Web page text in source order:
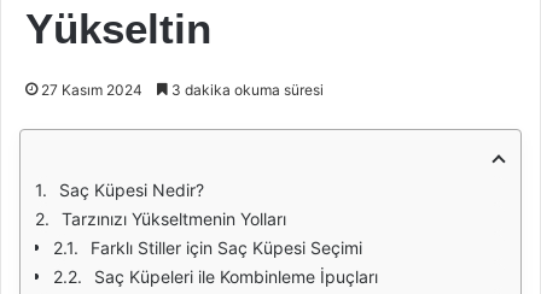
Yükseltin
27 Kasım 2024 3 dakika okuma süresi
Saç Küpesi Nedir?
Tarzınızı Yükseltmenin Yolları
Farklı Stiller için Saç Küpesi Seçimi
Saç Küpeleri ile Kombinleme İpuçları